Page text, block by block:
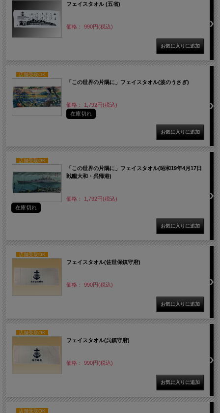
フェイスタオル (五省)
価格： 990円(税込)
店舗受取OK
「この世界の片隅に」フェイスタオル(波のうさぎ)
価格： 1,792円(税込)
在庫切れ
店舗受取OK
「この世界の片隅に」フェイスタオル(昭和19年4月17日
戦艦大和・呉帰港)
価格： 1,792円(税込)
在庫切れ
店舗受取OK
フェイスタオル(佐世保鎮守府)
価格： 990円(税込)
店舗受取OK
フェイスタオル(呉鎮守府)
価格： 990円(税込)
店舗受取OK